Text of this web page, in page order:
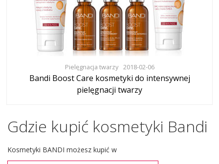
Pielęgnacja twarzy 2018-02-06
Bandi Boost Care kosmetyki do intensywnej
pielęgnacji twarzy
Gdzie kupić kosmetyki Bandi
Kosmetyki BANDI możesz kupić w